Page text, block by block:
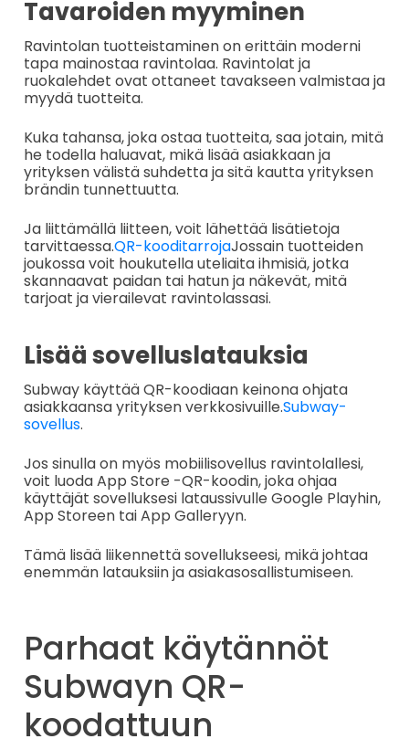
Tavaroiden myyminen
Ravintolan tuotteistaminen on erittäin moderni
tapa mainostaa ravintolaa. Ravintolat ja
ruokalehdet ovat ottaneet tavakseen valmistaa ja
myydä tuotteita.
Kuka tahansa, joka ostaa tuotteita, saa jotain, mitä
he todella haluavat, mikä lisää asiakkaan ja
yrityksen välistä suhdetta ja sitä kautta yrityksen
brändin tunnettuutta.
Ja liittämällä liitteen, voit lähettää lisätietoja
tarvittaessa.QR-kooditarrojaJossain tuotteiden
joukossa voit houkutella uteliaita ihmisiä, jotka
skannaavat paidan tai hatun ja näkevät, mitä
tarjoat ja vierailevat ravintolassasi.
Lisää sovelluslatauksia
Subway käyttää QR-koodiaan keinona ohjata
asiakkaansa yrityksen verkkosivuille.Subway-
sovellus.
Jos sinulla on myös mobiilisovellus ravintolallesi,
voit luoda App Store -QR-koodin, joka ohjaa
käyttäjät sovelluksesi lataussivulle Google Playhin,
App Storeen tai App Galleryyn.
Tämä lisää liikennettä sovellukseesi, mikä johtaa
enemmän latauksiin ja asiakasosallistumiseen.
Parhaat käytännöt
Subwayn QR-
koodattuun